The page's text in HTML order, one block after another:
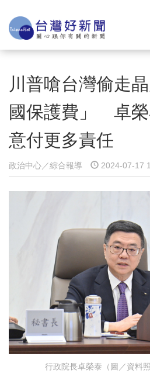
川普嗆台灣偷走
國保護費」 卓榮
意付更多責任
政治中心／綜合報導 2024-07-17
行政院長卓榮泰（圖／資料